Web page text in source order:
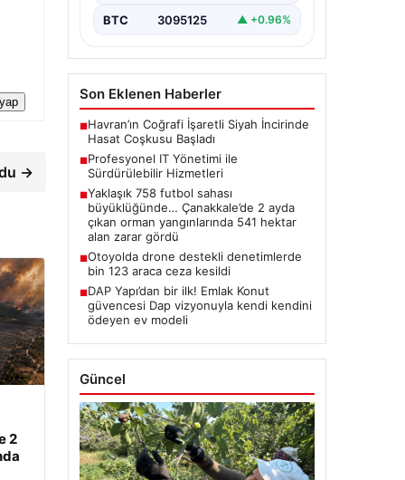
→
2
BTC 3095125 ▲ +0.96%
Son Eklenen Haberler
■Havran’ın Coğrafi İşaretli Siyah İncirinde
Hasat Coşkusu Başladı
■Profesyonel IT Yönetimi ile
Sürdürülebilir Hizmetleri
■Yaklaşık 758 futbol sahası
büyüklüğünde… Çanakkale’de 2 ayda
çıkan orman yangınlarında 541 hektar
alan zarar gördü
■Otoyolda drone destekli denetimlerde
bin 123 araca ceza kesildi
■DAP Yapı’dan bir ilk! Emlak Konut
güvencesi Dap vizyonuyla kendi kendini
ödeyen ev modeli
Güncel